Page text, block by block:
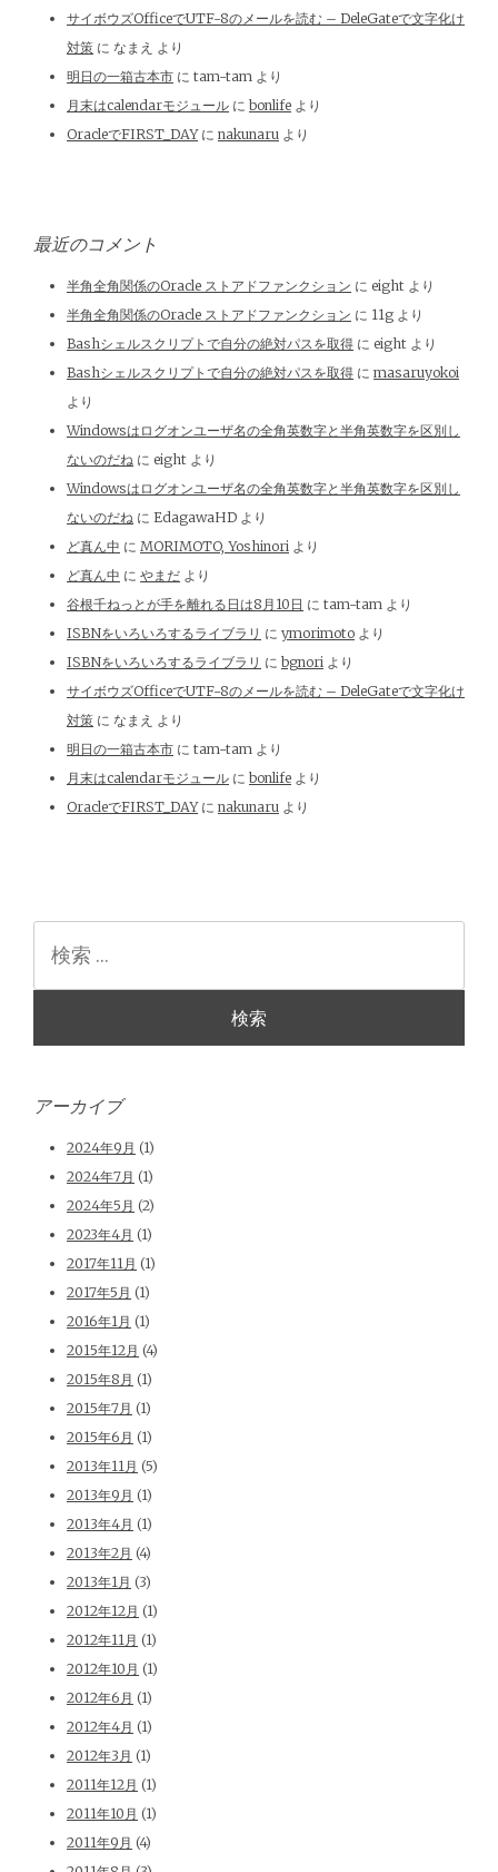
サイボウズOfficeでUTF-8のメールを読む – DeleGateで文字化け
対策 に なまえ より
明日の一箱古本市 に tam-tam より
月末はcalendarモジュール に bonlife より
OracleでFIRST_DAYに nakunaru より
最近のコメント
半角全角関係のOracle ストアドファンクション に eight より
半角全角関係のOracle ストアドファンクション に 11g より
Bashシェルスクリプトで自分の絶対パスを取得 に eight より
Bashシェルスクリプトで自分の絶対パスを取得 に masaruyokoi
より
Windowsはログオンユーザ名の全角英数字と半角英数字を区別し
ないのだね に eight より
Windowsはログオンユーザ名の全角英数字と半角英数字を区別し
ないのだね に EdagawaHD より
ど真ん中 に MORIMOTO, Yoshinori より
ど真ん中 に やまだ より
谷根千ねっとが手を離れる日は8月10日 に tam-tam より
ISBNをいろいろするライブラリ に ymorimoto より
ISBNをいろいろするライブラリ に bgnori より
サイボウズOfficeでUTF-8のメールを読む – DeleGateで文字化け
対策 に なまえ より
明日の一箱古本市 に tam-tam より
月末はcalendarモジュール に bonlife より
OracleでFIRST_DAYに nakunaru より
アーカイブ
2024年9月 (1)
2024年7月 (1)
2024年5月 (2)
2023年4月 (1)
2017年11月 (1)
2017年5月 (1)
2016年1月 (1)
2015年12月 (4)
2015年8月 (1)
2015年7月 (1)
2015年6月 (1)
2013年11月 (5)
2013年9月 (1)
2013年4月 (1)
2013年2月 (4)
2013年1月 (3)
2012年12月 (1)
2012年11月 (1)
2012年10月 (1)
2012年6月 (1)
2012年4月 (1)
2012年3月 (1)
2011年12月 (1)
2011年10月 (1)
2011年9月 (4)